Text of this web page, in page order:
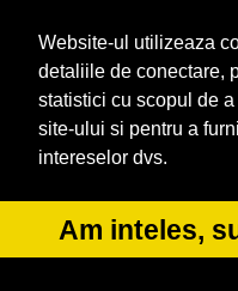
Website-ul utilizeaza
detaliile de conectare,
statistici cu scopul de
site-ului si pentru a
intereselor dvs.
Am inteles,
CuratareHota.com
FirmeTractariAuto.ro
SistemeFotovoltaice.com
© 2014-2026 Powered by
ANPC SOL